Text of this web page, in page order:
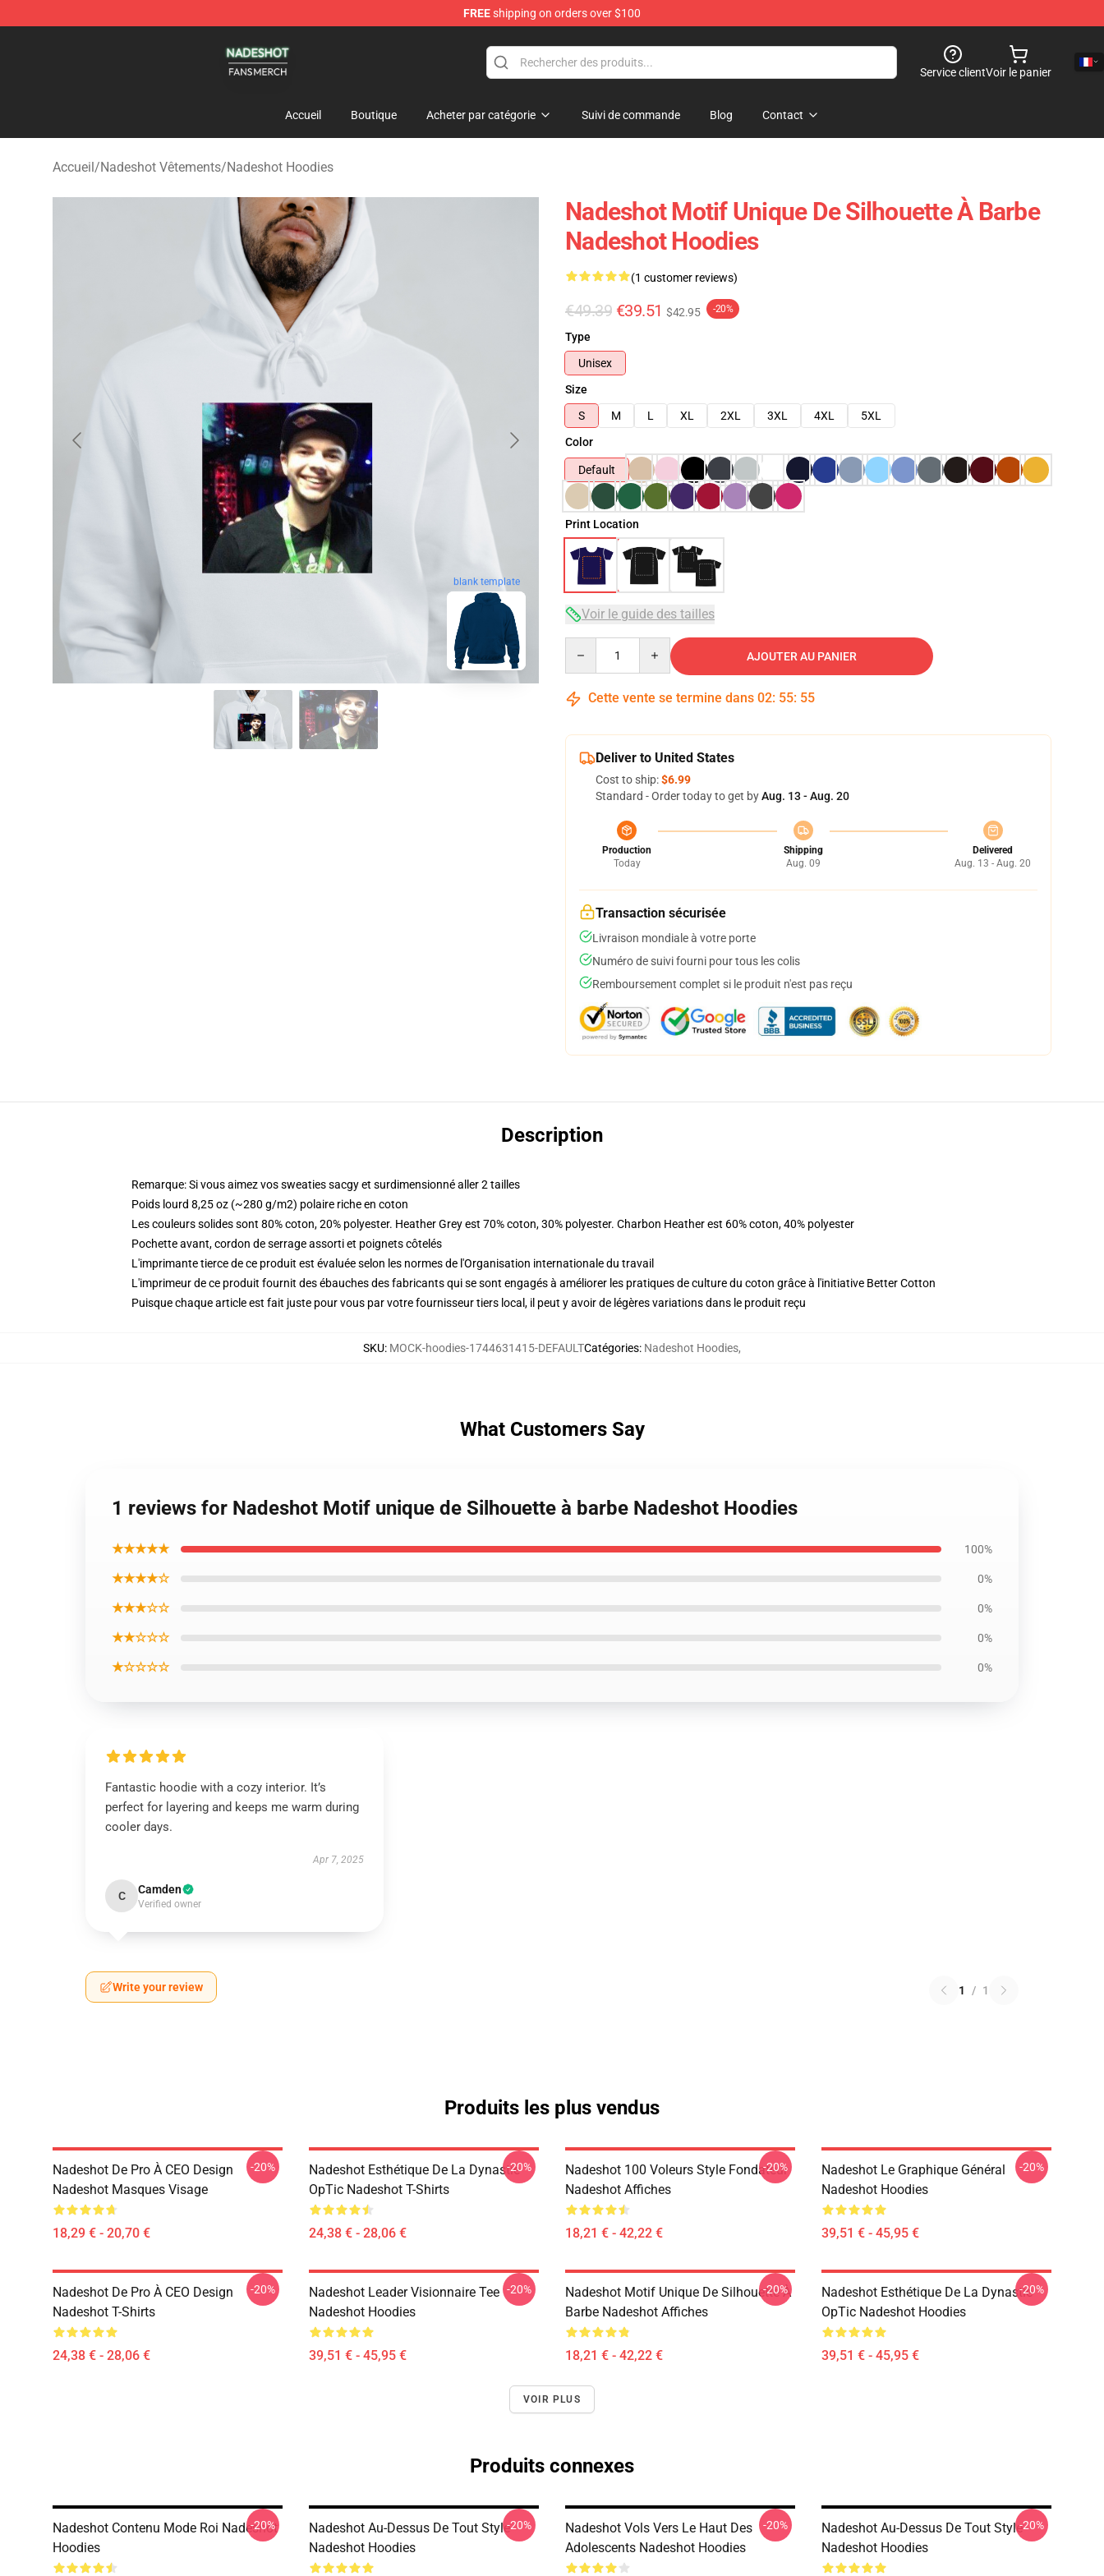
FREEshipping on orders over $100
Service clientVoir le panier
Accueil Boutique Acheter par catégorie Suivi de commande Blog Contact
Accueil/Nadeshot Vêtements/Nadeshot Hoodies
blank template
Nadeshot Motif Unique De Silhouette À Barbe
Nadeshot Hoodies
(1 customer reviews)
€49.39 €39.51 $42.95 -20%
Type
Unisex
Size
S
M L XL 2XL 3XL 4XL
5XL
Color
Default
Print Location
Voir le guide des tailles
AJOUTER AU PANIER
Cette vente se termine dans 02: 55: 54
Deliver to United States
Cost to ship:$6.99
Standard - Order today to get byAug. 13 - Aug. 20
Production
Today
Shipping
Aug. 09
Delivered
Aug. 13 - Aug. 20
Transaction sécurisée
Livraison mondiale à votre porte
Numéro de suivi fourni pour tous les colis
Remboursement complet si le produit n'est pas reçu
Description
Remarque: Si vous aimez vos sweaties sacgy et surdimensionné aller 2 tailles
Poids lourd 8,25 oz (~280 g/m2) polaire riche en coton
Les couleurs solides sont 80% coton, 20% polyester. Heather Grey est 70% coton, 30% polyester. Charbon Heather est 60% coton, 40% polyester
Pochette avant, cordon de serrage assorti et poignets côtelés
L'imprimante tierce de ce produit est évaluée selon les normes de l'Organisation internationale du travail
L'imprimeur de ce produit fournit des ébauches des fabricants qui se sont engagés à améliorer les pratiques de culture du coton grâce à l'initiative Better Cotton
Puisque chaque article est fait juste pour vous par votre fournisseur tiers local, il peut y avoir de légères variations dans le produit reçu
SKU: MOCK-hoodies-1744631415-DEFAULTCatégories: Nadeshot Hoodies,
What Customers Say
1 reviews for Nadeshot Motif unique de Silhouette à barbe Nadeshot Hoodies
★★★★★ 100%
★★★★☆ 0%
★★★☆☆ 0%
★★☆☆☆ 0%
★☆☆☆☆ 0%
Fantastic hoodie with a cozy interior. It’s
perfect for layering and keeps me warm during
cooler days.
Apr 7, 2025
C Camden
Verified owner
Write your review 1 / 1
Produits les plus vendus
Nadeshot De Pro À CEO Design
Nadeshot Masques Visage
18,29 € - 20,70 €
-20%
Nadeshot Esthétique De La Dynastie
OpTic Nadeshot T-Shirts
24,38 € - 28,06 €
-20%
Nadeshot 100 Voleurs Style Fondateur
Nadeshot Affiches
18,21 € - 42,22 €
-20%
Nadeshot Le Graphique Général
Nadeshot Hoodies
39,51 € - 45,95 €
-20%
Nadeshot De Pro À CEO Design
Nadeshot T-Shirts
24,38 € - 28,06 €
-20%
Nadeshot Leader Visionnaire Tee
Nadeshot Hoodies
39,51 € - 45,95 €
-20%
Nadeshot Motif Unique De Silhouette À
Barbe Nadeshot Affiches
18,21 € - 42,22 €
-20%
Nadeshot Esthétique De La Dynastie
OpTic Nadeshot Hoodies
39,51 € - 45,95 €
-20%
VOIR PLUS
Produits connexes
Nadeshot Contenu Mode Roi Nadeshot
Hoodies
-20%
Nadeshot Au-Dessus De Tout Style
Nadeshot Hoodies
-20%
Nadeshot Vols Vers Le Haut Des
Adolescents Nadeshot Hoodies
-20%
Nadeshot Au-Dessus De Tout Style
Nadeshot Hoodies
-20%